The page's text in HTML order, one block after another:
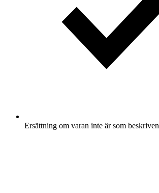
Ersättning om varan inte är som beskriven